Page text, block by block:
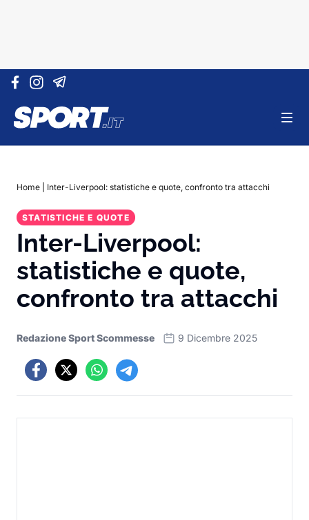
Vai al contenuto
Home Inter-Liverpool: statistiche e quote, confronto tra attacchi
STATISTICHE E QUOTE
Inter-Liverpool:
statistiche e quote,
confronto tra attacchi
Redazione Sport Scommesse 9 Dicembre 2025